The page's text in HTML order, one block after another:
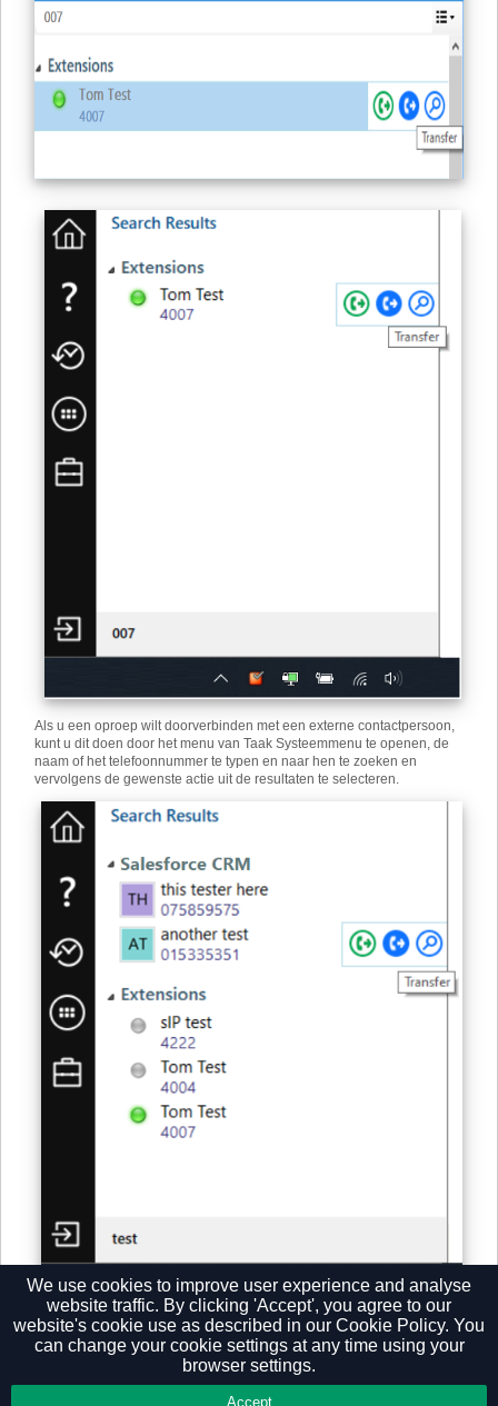
Als u een oproep wilt doorverbinden met een externe contactpersoon,
kunt u dit doen door het menu van Taak Systeemmenu te openen, de
naam of het telefoonnummer te typen en naar hen te zoeken en
vervolgens de gewenste actie uit de resultaten te selecteren.
We use cookies to improve user experience and analyse
website traffic. By clicking 'Accept', you agree to our
website's cookie use as described in our Cookie Policy. You
can change your cookie settings at any time using your
browser settings.
Accept